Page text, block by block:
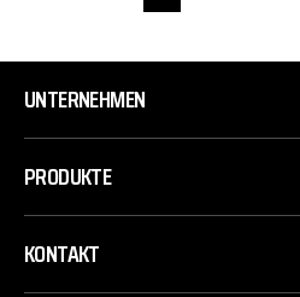
UNTERNEHMEN
PRODUKTE
KONTAKT